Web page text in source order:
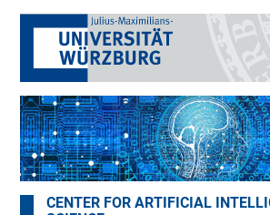
CENTER FOR ARTIFICIAL